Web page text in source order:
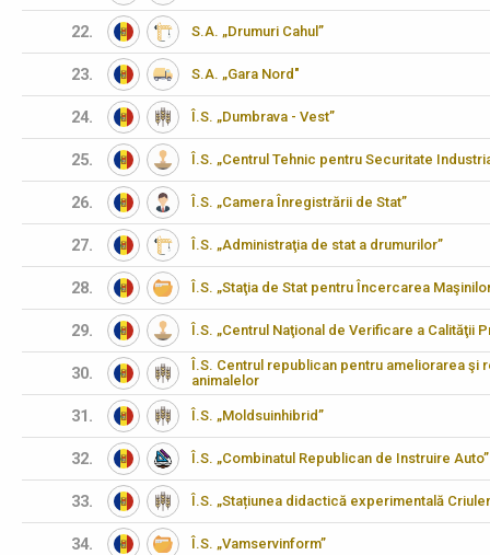
22. S.A. „Drumuri Cahul”
23. S.A. „Gara Nord"
24. Î.S. „Dumbrava - Vest”
25. Î.S. „Centrul Tehnic pentru Securitate
26. Î.S. „Camera Înregistrării de Stat”
27. Î.S. „Administraţia de stat a drumurilor”
28. Î.S. „Staţia de Stat pentru Încercarea
29. Î.S. „Centrul Naţional de Verificare a Calităţii
30.
Î.S. Centrul republican pentru ameliorarea şi
animalelor
31. Î.S. „Moldsuinhibrid”
32. Î.S. „Combinatul Republican de Instruire Auto”
33. Î.S. „Stațiunea didactică experimentală
34. Î.S. „Vamservinform”